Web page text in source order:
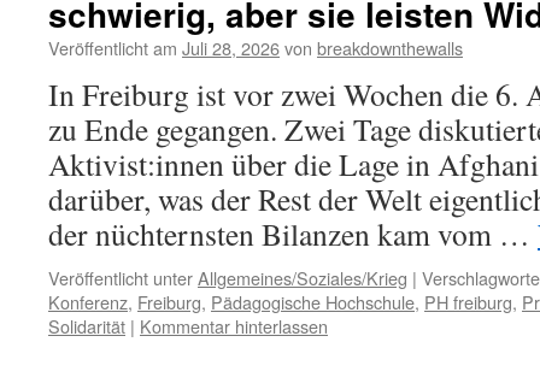
schwierig, aber sie leisten
Veröffentlicht am Juli 28, 2026von breakdownthewalls
In Freiburg ist vor zwei Wochen die 6.
zu Ende gegangen. Zwei Tage
Aktivist:innen über die Lage in
darüber, was der Rest der Welt
der nüchternsten Bilanzen kam vom …
Veröffentlicht unterAllgemeines/Soziales/Krieg |
Konferenz, Freiburg, Pädagogische Hochschule, PH freiburg,
Solidarität | Kommentar hinterlassen